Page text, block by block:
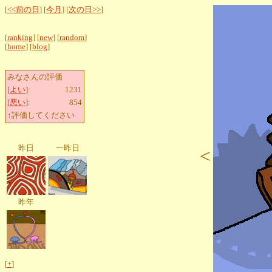
[<<前の日 ] [今月 ] [次の日>>]
[ranking] [new] [random]
[home] [blog]
みなさんの評価
[よい]:
1231
[悪い]:
854
↑評価してください
昨日 一昨日
昨年
[+]
<